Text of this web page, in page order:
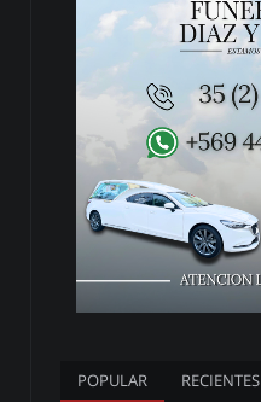
POPULAR RECIENTES